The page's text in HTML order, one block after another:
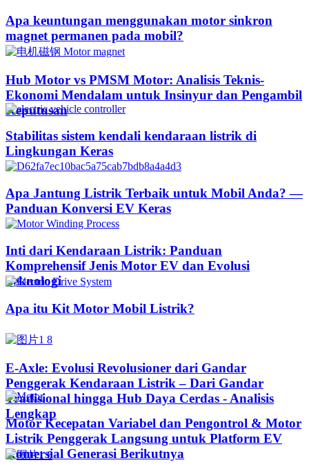
Apa keuntungan menggunakan motor sinkron
magnet permanen pada mobil?
Hub Motor vs PMSM Motor: Analisis Teknis-
Ekonomi Mendalam untuk Insinyur dan Pengambil
Keputusan
Stabilitas sistem kendali kendaraan listrik di
Lingkungan Keras
Apa Jantung Listrik Terbaik untuk Mobil Anda? —
Panduan Konversi EV Keras
Inti dari Kendaraan Listrik: Panduan
Komprehensif Jenis Motor EV dan Evolusi
Teknologi
Apa itu Kit Motor Mobil Listrik?
E-Axle: Evolusi Revolusioner dari Gandar
Penggerak Kendaraan Listrik – Dari Gandar
Tradisional hingga Hub Daya Cerdas - Analisis
Lengkap
Motor Kecepatan Variabel dan Pengontrol & Motor
Listrik Penggerak Langsung untuk Platform EV
Komersial Generasi Berikutnya